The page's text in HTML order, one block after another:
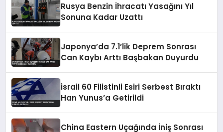
Rusya Benzin İhracatı Yasağını Yıl
Sonuna Kadar Uzattı
Japonya’da 7.1’lik Deprem Sonrası
Can Kaybı Arttı Başbakan Duyurdu
İsrail 60 Filistinli Esiri Serbest Bıraktı
Han Yunus’a Getirildi
China Eastern Uçağında İniş Sonrası